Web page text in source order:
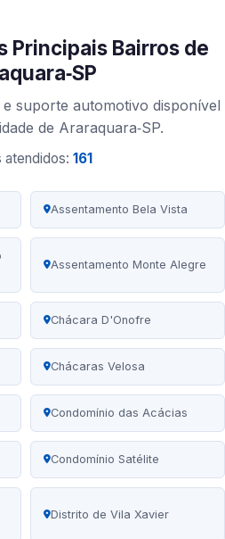
Principais Bairros de
suporte automotivo disponível
de Araraquara‑SP.
atendidos: 161
Assentamento Bela Vista
Assentamento Monte Alegre
Chácara D'Onofre
Chácaras Velosa
Condomínio das Acácias
Condomínio Satélite
Distrito de Vila Xavier